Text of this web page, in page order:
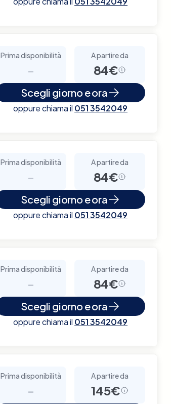
Prima disponibilità
-
A partire da
84€
Scegli giorno e ora
oppure chiama il 051 3542049
Prima disponibilità
-
A partire da
84€
Scegli giorno e ora
oppure chiama il 051 3542049
Prima disponibilità
-
A partire da
84€
Scegli giorno e ora
oppure chiama il 051 3542049
Prima disponibilità
-
A partire da
145€